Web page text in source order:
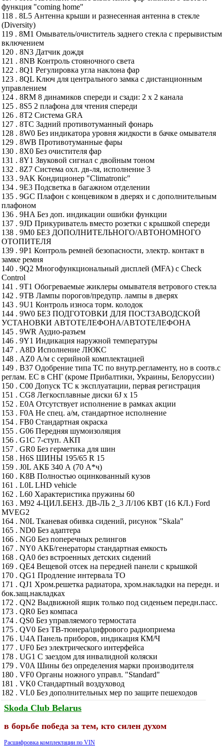
функция "coming home"
118 . 8L5 Антенна крыши и разнесенная антенна в стекле
(Diversity)
119 . 8M1 Омыватель/очиститель заднего стекла с прерывистым
включением
120 . 8N3 Датчик дождя
121 . 8NB Контроль стояночного света
122 . 8Q1 Регулировка угла наклона фар
123 . 8QL Ключ для центрального замка с дистанционным
управлением
124 . 8RM 8 динамиков спереди и сзади: 2 х 2 канала
125 . 8S5 2 плафона для чтения спереди
126 . 8T2 Система GRA
127 . 8TC Задний противотуманный фонарь
128 . 8W0 Без индикатора уровня жидкости в бачке омывателя
129 . 8WB Противотуманные фары
130 . 8X0 Без очистителя фар
131 . 8Y1 Звуковой сигнал с двойным тоном
132 . 8Z7 Система охл. дв-ля, исполнение 3
133 . 9AK Кондиционер "Climatronic"
134 . 9E3 Подсветка в багажном отделении
135 . 9GC Плафон с концевиком в дверях и с дополнительным
плафоном
136 . 9HA Без доп. индикации ошибки функции
137 . 9JD Прикуриватель вместо розетки с крышкой спереди
138 . 9M0 БЕЗ ДОПОЛНИТЕЛЬНОГО/АВТОНОМНОГО
ОТОПИТЕЛЯ
139 . 9P1 Контроль ремней безопасности, электр. контакт в
замке ремня
140 . 9Q2 Многофункциональный дисплей (MFA) с Check
Control
141 . 9T1 Обогреваемые жиклеры омывателя ветрового стекла
142 . 9TB Лампы порогов/предупр. лампы в дверях
143 . 9U1 Контроль износа торм. колодок
144 . 9W0 БЕЗ ПОДГОТОВКИ ДЛЯ ПОСТЗАВОДСКОЙ
УСТАНОВКИ АВТОТЕЛЕФОНА/АВТОТЕЛЕФОНА
145 . 9WR Аудио-разъем
146 . 9Y1 Индикация наружной температуры
147 . A8D Исполнение ЛЮКС
148 . AZ0 А/м с серийной комплектацией
149 . B37 Одобрение типа ТС по внутр.регламенту, но в соотв.с
реглам. ЕС в СНГ (кроме Прибалтики, Украины, Белоруссии)
150 . C00 Допуск ТС к эксплуатации, первая регистрация
151 . CG8 Легкосплавные диски 6J x 15
152 . E0A Отсутствует исполнение в рамках акции
153 . F0A Не спец. а/м, стандартное исполнение
154 . FB0 Стандартная окраска
155 . G06 Передняя шумоизоляция
156 . G1C 7-ступ. АКП
157 . GR0 Без герметика для шин
158 . H6S ШИНЫ 195/65 R 15
159 . J0L АКБ 340 А (70 А*ч)
160 . K8B Полностью оцинкованный кузов
161 . L0L LHD vehicle
162 . L60 Характеристика пружины 60
163 . M92 4-ЦИЛ.БЕНЗ. ДВ-ЛЬ 2_3 Л/106 КВТ (16 КЛ.) Ford
MVEG2
164 . N0L Тканевая обивка сидений, рисунок "Skala"
165 . ND0 Без адаптера
166 . NG0 Без поперечных релингов
167 . NY0 АКБ/генераторы стандартная емкость
168 . QA0 без встроенных детских сидений
169 . QE4 Вещевой отсек на передней панели с крышкой
170 . QG1 Продление интервала ТО
171 . QJ1 Хром.решетка радиатора, хром.накладки на передн. и
бок.защ.накладках
172 . QN2 Выдвижной ящик только под сиденьем передн.пасс.
173 . QR0 Без компаса
174 . QS0 Без управляемого термостата
175 . QV0 Без ТВ-тюнера/цифрового радиоприема
176 . U4A Панель приборов, индикация КМ/Ч
177 . UF0 Без электрического интерфейса
178 . UG1 С заездом для инвалидной коляски
179 . V0A Шины без определения марки производителя
180 . VF0 Органы ножного управл. "Standard"
181 . VK0 Стандартный воздуховод
182 . VL0 Без дополнительных мер по защите пешеходов
Skoda Club Belarus
в борьбе победа за тем, кто силен духом
Расшифровка комплектации по VIN